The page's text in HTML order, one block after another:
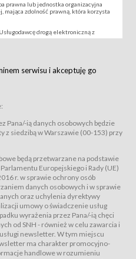
prawna lub jednostka organizacyjna
mająca zdolność prawną, która korzysta
drogą elektroniczną z
(Akredytacje);
zawarcie umowy z
udziału w Wydarzeniu,
danego Wydarzenia, tj. uprawniające
seansach filmowych,
przez Usługodawcę w Serwisie;
przez Usługodawcę, z
mowa w ust. 2 pkt. 4 i 5 poniżej, których
regulaminy,
danych osobowych Usługobiorców
serwisu i akceptuję go
Pana/-ią danych osobowych będzie
z siedzibą w Warszawie (00-153) przy
będą przetwarzane na podstawie
Europejskiego i Rady (UE)
r. w sprawie ochrony osób
danych osobowych i w sprawie
oraz uchylenia dyrektywy
umowy o świadczenie usług
wyrażenia przez Pana/-ią chęci
od SNH - również w celu zawarcia i
newsletter. W tym miejscu
ma charakter promocyjno-
handlowe w rozumieniu